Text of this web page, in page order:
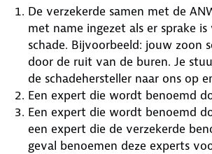
De verzekerde samen met de
met name ingezet als er sprake
schade. Bijvoorbeeld: jouw zoon
door de ruit van de buren. Je
de schadehersteller naar ons op
Een expert die wordt benoemd
Een expert die wordt benoemd
een expert die de verzekerde
geval benoemen deze experts